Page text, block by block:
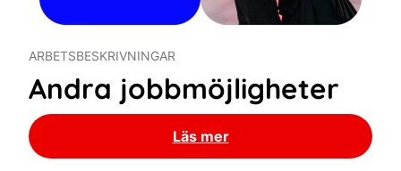
ARBETSBESKRIVNINGAR
Andra jobbmöjligheter
Läs mer